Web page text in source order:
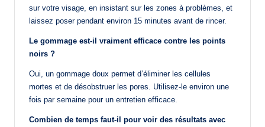
sur votre visage, en insistant sur les zones à problèmes, et
laissez poser pendant environ 15 minutes avant de rincer.
Le gommage est-il vraiment efficace contre les points
noirs ?
Oui, un gommage doux permet d’éliminer les cellules
mortes et de désobstruer les pores. Utilisez-le environ une
fois par semaine pour un entretien efficace.
Combien de temps faut-il pour voir des résultats avec